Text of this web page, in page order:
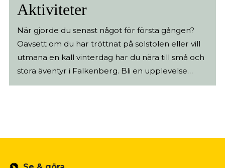
Aktiviteter
När gjorde du senast något för första gången?
Oavsett om du har tröttnat på solstolen eller vill
utmana en kall vinterdag har du nära till små och
stora äventyr i Falkenberg. Bli en upplevelse
rikare idag - på hästryggen, i kanoten eller